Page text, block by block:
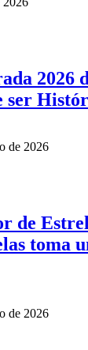
2026
ser
de 2026
de
toma
de 2026